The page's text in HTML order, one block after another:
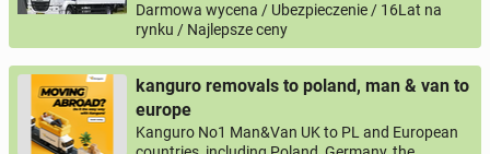
Imię i nazwisko
Twój email
Darmowa wycena / Ubezpieczenie / 16Lat na
rynku / Najlepsze ceny
kanguro removals to poland, man & van to
europe
Kanguro No1 Man&Van UK to PL and European